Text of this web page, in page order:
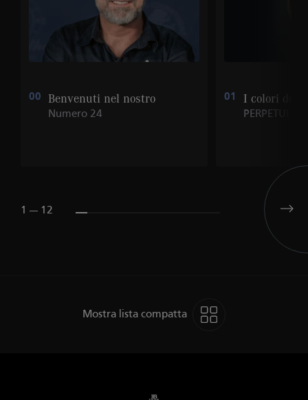
00 Benvenuti nel nostro
Numero 24
01 I colori dei
PERPETUI
1 --- 12
Mostra lista compatta